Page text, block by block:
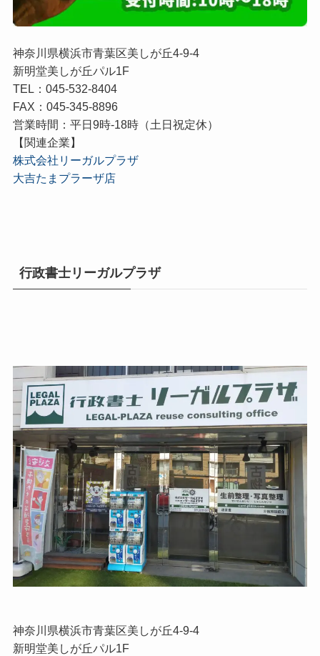
神奈川県横浜市青葉区美しが丘4-9-4
新明堂美しが丘パル1F
TEL：045-532-8404
FAX：045-345-8896
営業時間：平日9時-18時（土日祝定休）
【関連企業】
株式会社リーガルプラザ
大吉たまプラーザ店
行政書士リーガルプラザ
神奈川県横浜市青葉区美しが丘4-9-4
新明堂美しが丘パル1F